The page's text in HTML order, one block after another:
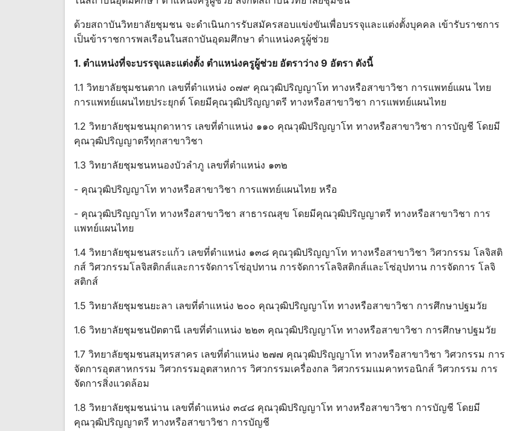
ด้วยสถาบันวิทยาลัยชุมชน จะดําเนินการรับสมัครสอบแข่งขันเพื่อบรรจุและแต่งตั้งบุคคล เข้ารับราชการ
เป็นข้าราชการพลเรือนในสถาบันอุดมศึกษา ตําแหน่งครูผู้ช่วย
1. ตําแหน่งที่จะบรรจุและแต่งตั้ง ตําแหน่งครูผู้ช่วย อัตราว่าง 9 อัตรา ดังนี้
1.1 วิทยาลัยชุมชนตาก เลขที่ตําแหน่ง ๐๗๙ คุณวุฒิปริญญาโท ทางหรือสาขาวิชา การแพทย์แผน ไทย
การแพทย์แผนไทยประยุกต์ โดยมีคุณวุฒิปริญญาตรี ทางหรือสาขาวิชา การแพทย์แผนไทย
1.2 วิทยาลัยชุมชนมุกดาหาร เลขที่ตําแหน่ง ๑๑๐ คุณวุฒิปริญญาโท ทางหรือสาขาวิชา การบัญชี โดยมี
คุณวุฒิปริญญาตรีทุกสาขาวิชา
1.3 วิทยาลัยชุมชนหนองบัวลําภู เลขที่ตําแหน่ง ๑๓๒
- คุณวุฒิปริญญาโท ทางหรือสาขาวิชา การแพทย์แผนไทย หรือ
- คุณวุฒิปริญญาโท ทางหรือสาขาวิชา สาธารณสุข โดยมีคุณวุฒิปริญญาตรี ทางหรือสาขาวิชา การ
แพทย์แผนไทย
1.4 วิทยาลัยชุมชนสระแก้ว เลขที่ตําแหน่ง ๑๓๘ คุณวุฒิปริญญาโท ทางหรือสาขาวิชา วิศวกรรม โลจิสติ
กส์ วิศวกรรมโลจิสติกส์และการจัดการโซ่อุปทาน การจัดการโลจิสติกส์และโซ่อุปทาน การจัดการ โลจิ
สติกส์
1.5 วิทยาลัยชุมชนยะลา เลขที่ตําแหน่ง ๒๐๐ คุณวุฒิปริญญาโท ทางหรือสาขาวิชา การศึกษาปฐมวัย
1.6 วิทยาลัยชุมชนปัตตานี เลขที่ตําแหน่ง ๒๒๓ คุณวุฒิปริญญาโท ทางหรือสาขาวิชา การศึกษาปฐมวัย
1.7 วิทยาลัยชุมชนสมุทรสาคร เลขที่ตําแหน่ง ๒๗๗ คุณวุฒิปริญญาโท ทางหรือสาขาวิชา วิศวกรรม การ
จัดการอุตสาหกรรม วิศวกรรมอุตสาหการ วิศวกรรมเครื่องกล วิศวกรรมแมคาทรอนิกส์ วิศวกรรม การ
จัดการสิ่งแวดล้อม
1.8 วิทยาลัยชุมชนน่าน เลขที่ตําแหน่ง ๓๔๘ คุณวุฒิปริญญาโท ทางหรือสาขาวิชา การบัญชี โดยมี
คุณวุฒิปริญญาตรี ทางหรือสาขาวิชา การบัญชี